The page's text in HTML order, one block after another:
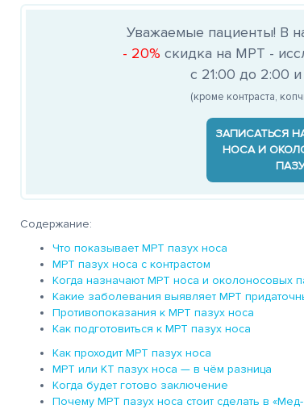
Уважаемые пациенты! В
- 20% скидка на МРТ -
с 21:00 до 2:00
(кроме контраста,
ЗАПИСАТЬСЯ
НОСА И
Содержание:
Что показывает МРТ пазух носа
МРТ пазух носа с контрастом
Когда назначают МРТ носа и околоносовых
Какие заболевания выявляет МРТ
Противопоказания к МРТ пазух носа
Как подготовиться к МРТ пазух носа
Как проходит МРТ пазух носа
МРТ или КТ пазух носа — в чём разница
Когда будет готово заключение
Почему МРТ пазух носа стоит сделать в «Мед-